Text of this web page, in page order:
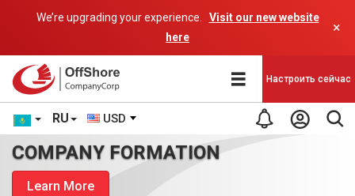
We’re upgrading your experience.
Visit our new website
here
×
RU USD
Настроить сейчас
COMPANY FORMATION
Learn More